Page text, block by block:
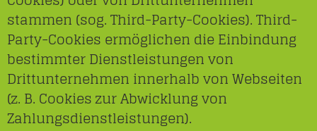
stammen (sog. Third-Party-Cookies). Third-
Party-Cookies ermöglichen die Einbindung
bestimmter Dienstleistungen von
Drittunternehmen innerhalb von Webseiten
(z. B. Cookies zur Abwicklung von
Zahlungsdienstleistungen).